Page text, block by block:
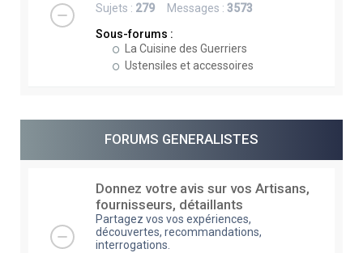
Sujets : 279 Messages : 3573
Sous-forums :
La Cuisine des Guerriers
Ustensiles et accessoires
FORUMS GENERALISTES
Donnez votre avis sur vos Artisans,
fournisseurs, détaillants
Partagez vos vos expériences,
découvertes, recommandations,
interrogations.